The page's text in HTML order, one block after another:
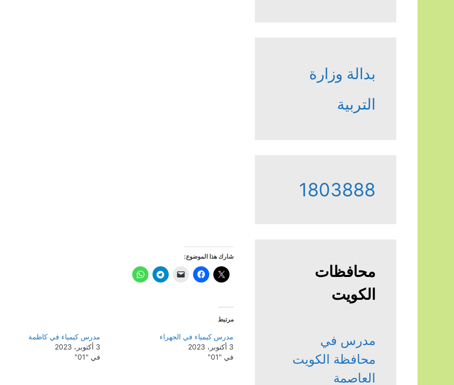
شارك هذا الموضوع:
مرتبط
مدرس كيمياء في الجهراء
3 أكتوبر، 2023
في "01"
مدرس كيمياء في كاظمة
3 أكتوبر، 2023
في "01"
بدالة وزارة
التربية
1803888
محافظات
الكويت
مدرس في
محافظة الكويت
العاصمة